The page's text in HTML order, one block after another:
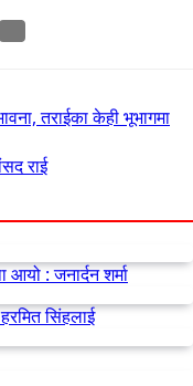
Share
तराईका केही भूभागमा
राई
: जनार्दन शर्मा
सिंहलाई